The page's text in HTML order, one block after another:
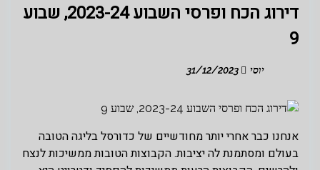
דירוג הכח ופרסי השבוע 2023-24, שבוע
9
יוסי
אנחנו כבר אחרי יותר מחודשיים של כדורסל בליגה הטובה
בעולם ומסתמנת לה יציבות. הקבוצות הטובות ממשיכות לנצח